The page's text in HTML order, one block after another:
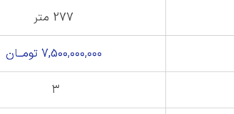
277 متر
7,500,000,000 تومــان
3